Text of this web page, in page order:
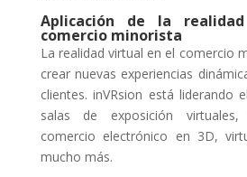
Aplicación de la
comercio minorista
La realidad virtual en el comercio
crear nuevas experiencias
clientes. inVRsion está liderando
salas de exposición
comercio electrónico en 3D,
mucho más.